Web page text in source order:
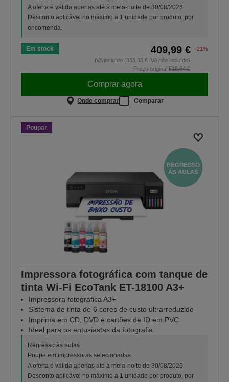
A oferta é válida apenas até à meia-noite de 30/08/2026.
Desconto aplicável no máximo a 1 unidade por produto, por
encomenda.
Em stock 409,99 €
-21%
IVA incluído (333,33 € IVA não incluído)
Preço original 518,64 €
Comprar agora
Onde comprar Comparar
Poupar
Impressora fotográfica com tanque de
tinta Wi-Fi EcoTank ET-18100 A3+
Impressora fotográfica A3+
Sistema de tinta de 6 cores de custo ultrarreduzido
Imprima em CD, DVD e cartões de ID em PVC
Ideal para os entusiastas da fotografia
Regresso às aulas
Poupe em impressoras selecionadas.
A oferta é válida apenas até à meia-noite de 30/08/2026.
Desconto aplicável no máximo a 1 unidade por produto, por